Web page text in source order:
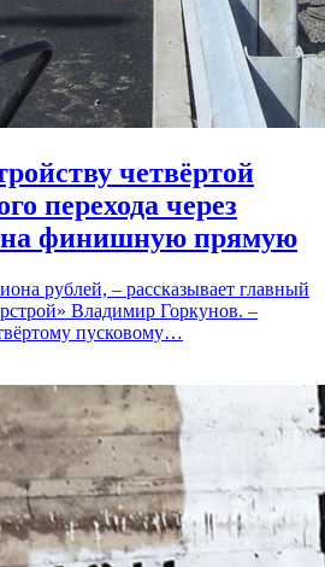
четвёртой
перехода через
финишную прямую
рублей, – рассказывает главный
Владимир Горкунов. –
пусковому…